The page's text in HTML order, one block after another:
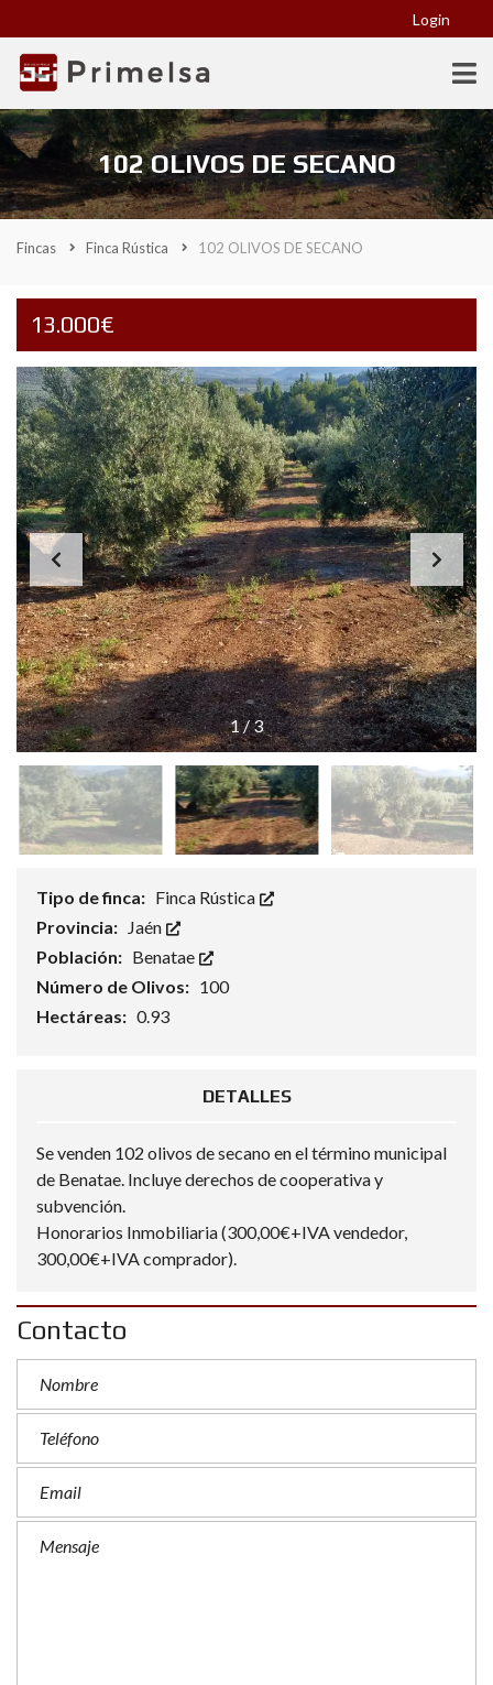
Login
102 OLIVOS DE SECANO
Fincas Finca Rústica 102 OLIVOS DE SECANO
13.000€
1/3
Tipo de finca: Finca Rústica
Provincia: Jaén
Población: Benatae
Número de Olivos: 100
Hectáreas: 0.93
DETALLES
Se venden 102 olivos de secano en el término municipal
de Benatae. Incluye derechos de cooperativa y
subvención.
Honorarios Inmobiliaria (300,00€+IVA vendedor,
300,00€+IVA comprador).
Contacto